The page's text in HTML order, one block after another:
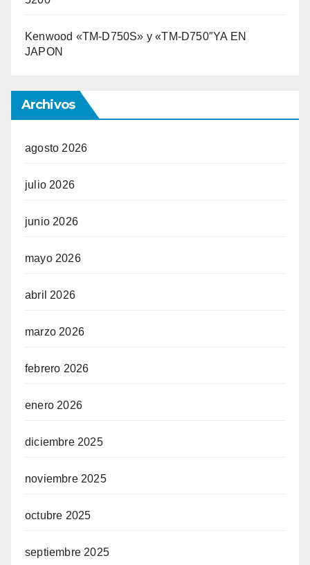
Kenwood «TM-D750S» y «TM-D750″YA EN
JAPON
Archivos
agosto 2026
julio 2026
junio 2026
mayo 2026
abril 2026
marzo 2026
febrero 2026
enero 2026
diciembre 2025
noviembre 2025
octubre 2025
septiembre 2025